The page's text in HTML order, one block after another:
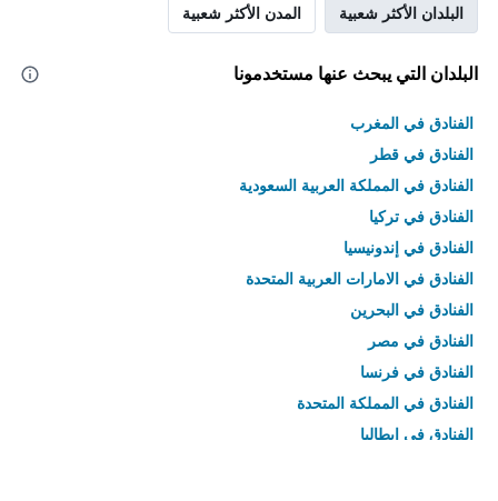
البلدان الأكثر شعبية المدن الأكثر شعبية
البلدان التي يبحث عنها مستخدمونا
الفنادق في المغرب
الفنادق في قطر
الفنادق في المملكة العربية السعودية
الفنادق في تركيا
الفنادق في إندونيسيا
الفنادق في الامارات العربية المتحدة
الفنادق في البحرين
الفنادق في مصر
الفنادق في فرنسا
الفنادق في المملكة المتحدة
الفنادق في إيطاليا